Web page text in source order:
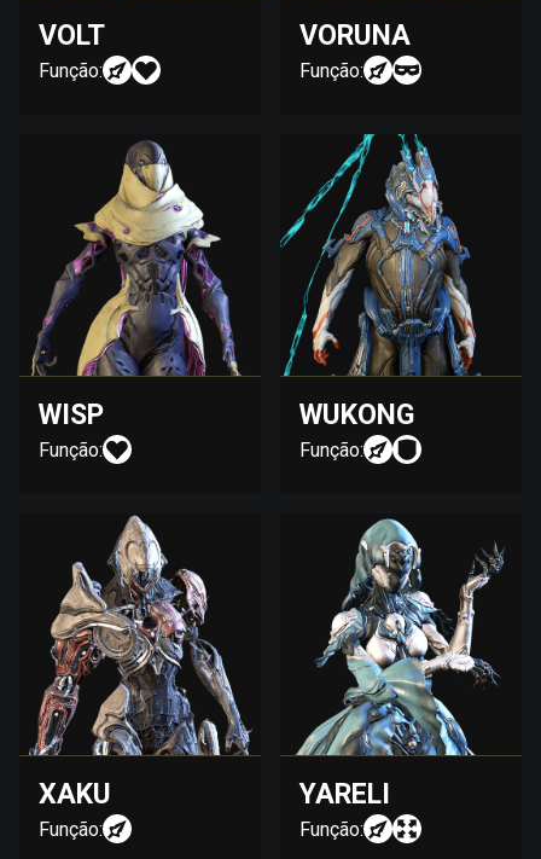
VOLT
Função:
VORUNA
Função:
WISP
Função:
WUKONG
Função:
XAKU
Função:
YARELI
Função: